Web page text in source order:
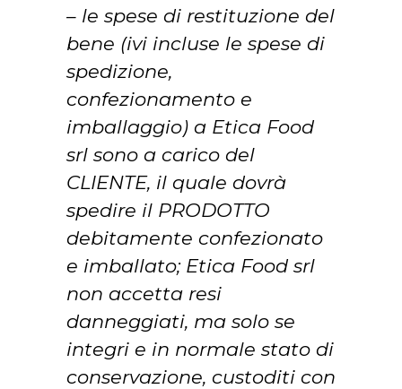
– le spese di restituzione del
bene (ivi incluse le spese di
spedizione,
confezionamento e
imballaggio) a Etica Food
srl sono a carico del
CLIENTE, il quale dovrà
spedire il PRODOTTO
debitamente confezionato
e imballato; Etica Food srl
non accetta resi
danneggiati, ma solo se
integri e in normale stato di
conservazione, custoditi con